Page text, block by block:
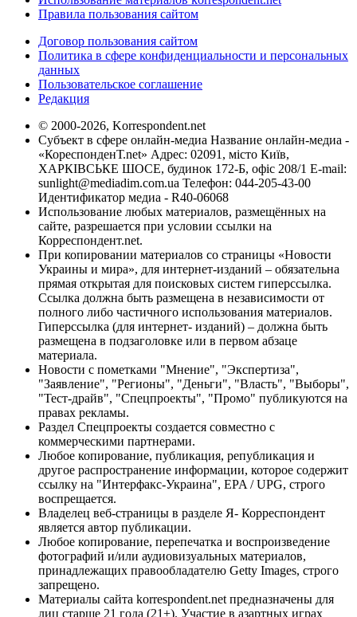
Правила пользования сайтом
Договор пользования сайтом
Политика в сфере конфиденциальности и персональных
данных
Пользовательское соглашение
Редакция
© 2000-2026, Korrespondent.net
Субъект в сфере онлайн-медиа Название онлайн-медиа -
«КореспонденТ.net» Адрес: 02091, місто Київ,
ХАРКІВСЬКЕ ШОСЕ, будинок 172-Б, офіс 208/1 E-mail:
sunlight@mediadim.com.ua Телефон: 044-205-43-00
Идентификатор медиа - R40-06068
Использование любых материалов, размещённых на
сайте, разрешается при условии ссылки на
Корреспондент.net.
При копировании материалов со страницы «Новости
Украины и мира», для интернет-изданий – обязательна
прямая открытая для поисковых систем гиперссылка.
Ссылка должна быть размещена в независимости от
полного либо частичного использования материалов.
Гиперссылка (для интернет- изданий) – должна быть
размещена в подзаголовке или в первом абзаце
материала.
Новости с пометками "Мнение", "Экспертиза",
"Заявление", "Регионы", "Деньги", "Власть", "Выборы",
"Тест-драйв", "Спецпроекты", "Промо" публикуются на
правах рекламы.
Раздел Спецпроекты создается совместно с
коммерческими партнерами.
Любое копирование, публикация, републикация и
другое распространение информации, которое содержит
ссылку на "Интерфакс-Украина", EPA / UPG, строго
воспрещается.
Владелец веб-страницы в разделе Я- Корреспондент
является автор публикации.
Любое копирование, перепечатка и воспроизведение
фотографий и/или аудиовизуальных материалов,
принадлежащих правообладателю Getty Images, строго
запрещено.
Материалы сайта korrespondent.net предназначены для
лиц старше 21 года (21+). Участие в азартных играх